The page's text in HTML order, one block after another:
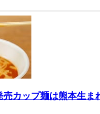
売カップ麺は熊本生ま